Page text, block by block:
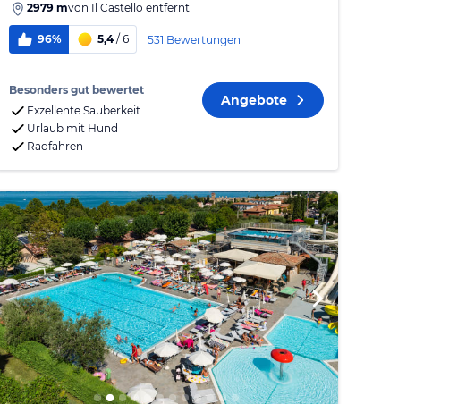
2979 mvon Il Castello entfernt
96% 5,4/ 6 531 Bewertungen
Besonders gut bewertet
Exzellente Sauberkeit
Urlaub mit Hund
Radfahren
Angebote